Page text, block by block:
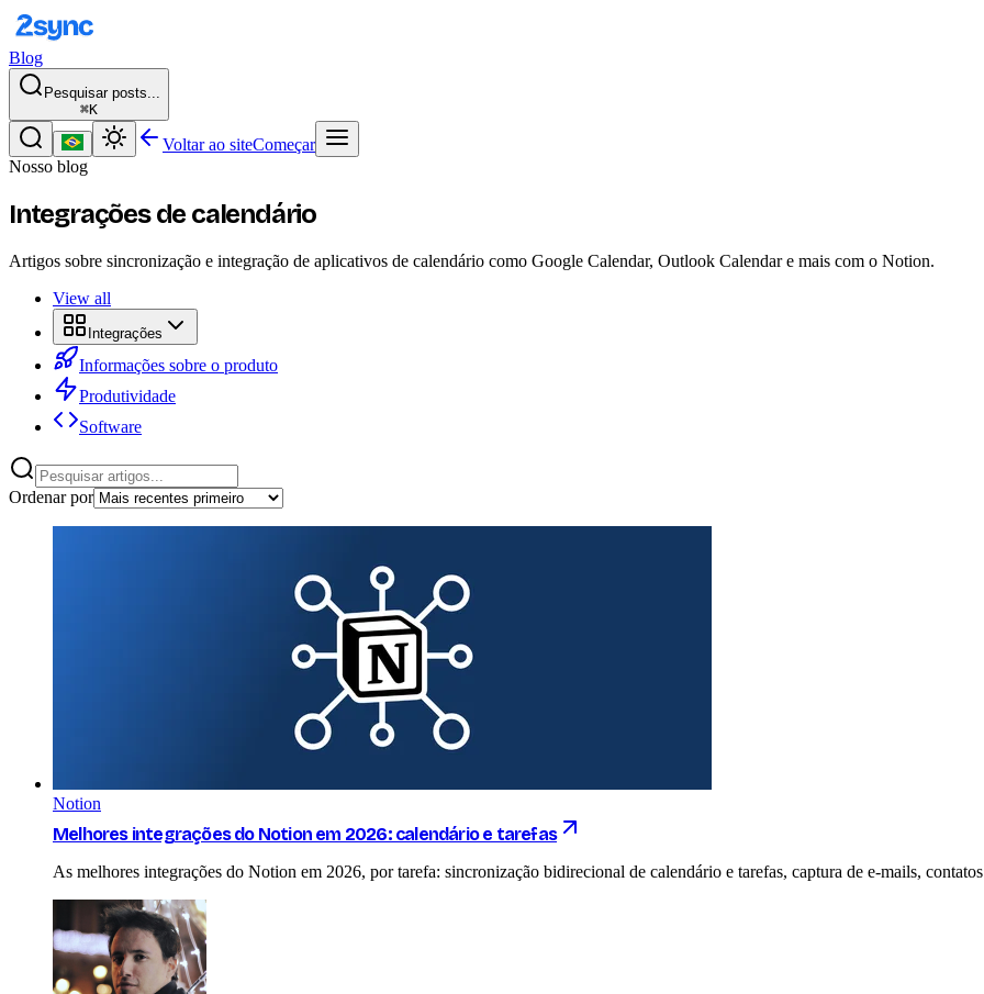
Blog
Pesquisar posts...
⌘K
Voltar ao siteComeçar
Nosso blog
Integrações de calendário
Artigos sobre sincronização e integração de aplicativos de calendário como Google Calendar, Outlook Calendar e mais com o Notion.
View all
Integrações
Informações sobre o produto
Produtividade
Software
Ordenar por
Notion
Melhores integrações do Notion em 2026: calendário e tarefas
As melhores integrações do Notion em 2026, por tarefa: sincronização bidirecional de calendário e tarefas, captura de e-mails,